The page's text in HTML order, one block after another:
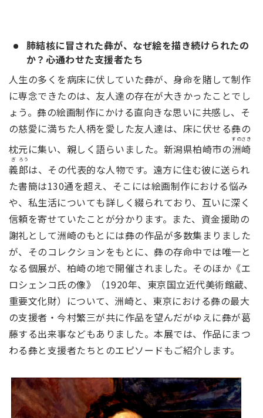
肺結核に冒された彝が、なぜ絵を描き続けられたの
か？――心通わせた支援者たち
人生の多くを病床に伏していた彝が、身命を賭して制作
に専念できたのは、友人達の存在が大きかったことでし
ょう。彝の絵画制作にかける直向きな思いに共感し、そ
の慈愛に満ちた人柄を愛した友人達は、床に伏せる彝の
枕元に集い、親しく語らいました。新潟県柏崎市の洲崎
すのさき
義
ぎ
郎
ろう
は、その代表的な人物です。遠方に住む彼に送られ
た書簡は130通を超え、そこには絵画制作における悩み
や、私生活についても詳しく綴られており、互いに深く
信頼を寄せていたことが分かります。また、資金援助の
謝礼として洲崎のもとには彝の作品が多数集まりました
が、そのコレクションをもとに、彝の存命中では唯一と
なる個展が、柏崎の地で開催されました。そのほか《エ
ロシェンコ氏の像》（1920年、東京国立近代美術館蔵、
重要文化財）について、洲崎と、東京における彝の最大
の支援者・今村繁三が共に作品を望んだがゆえに彝が葛
藤する出来事などもありました。本展では、作品にまつ
わる彝と支援者たちとのエピソードもご紹介します。